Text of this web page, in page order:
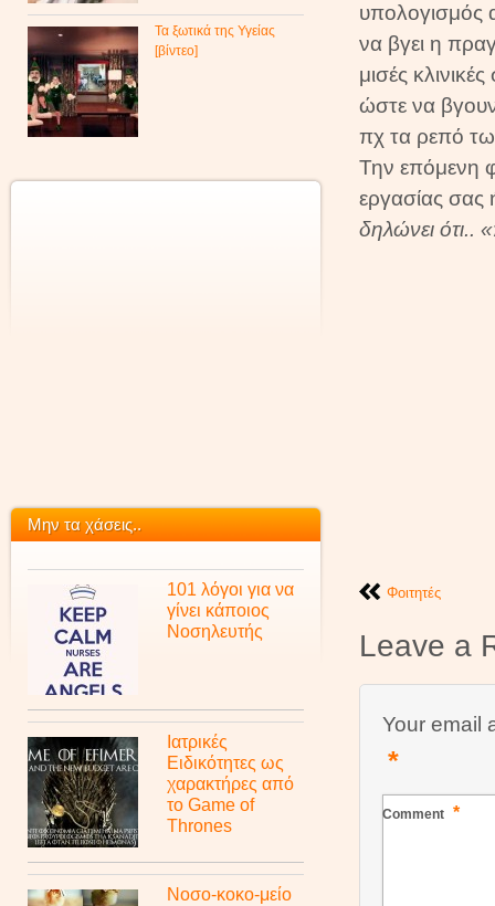
υπολογισμός
να βγει η
μισές
ώστε να βγουν
πχ τα ρεπό
Την επόμενη
εργασίας σας
δηλώνει ότι..
Φοιτητές
Leave a
Your email
*
Comment *
Τα ξωτικά της Υγείας
[βίντεο]
Μην τα χάσεις..
101 λόγοι για να
γίνει κάποιος
Νοσηλευτής
Ιατρικές
Ειδικότητες ως
χαρακτήρες από
το Game of
Thrones
Νοσο-κοκο-μείο